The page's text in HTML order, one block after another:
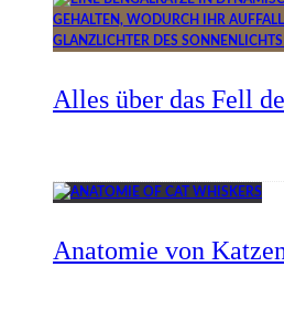
Alles über das Fell
Anatomie von